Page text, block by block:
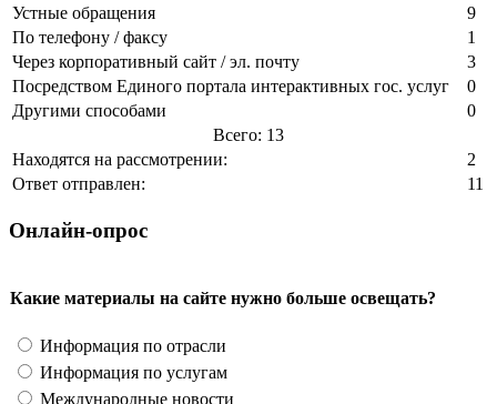
Устные обращения
9
По телефону / факсу
1
Через корпоративный сайт / эл. почту
3
Посредством Единого портала интерактивных гос. услуг
0
Другими способами
0
Всего: 13
Находятся на рассмотрении:
2
Ответ отправлен:
11
Онлайн-опрос
Какие материалы на сайте нужно больше освещать?
Информация по отрасли
Информация по услугам
Международные новости